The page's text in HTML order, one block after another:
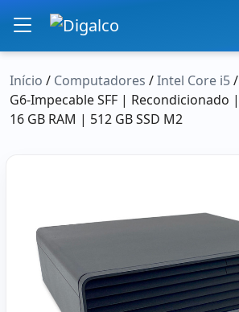
Navegação principal
Início / Computadores /Intel Core i5
G6-Impecable SFF | Recondicionado
16 GB RAM | 512 GB SSD M2